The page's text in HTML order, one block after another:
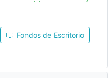
Fondos de Escritorio